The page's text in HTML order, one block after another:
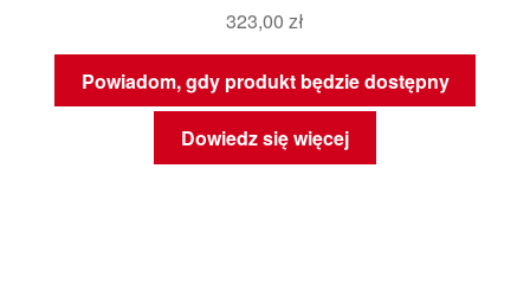
323,00 zł
Powiadom, gdy produkt będzie dostępny
Dowiedz się więcej